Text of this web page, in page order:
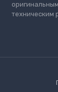
техническим